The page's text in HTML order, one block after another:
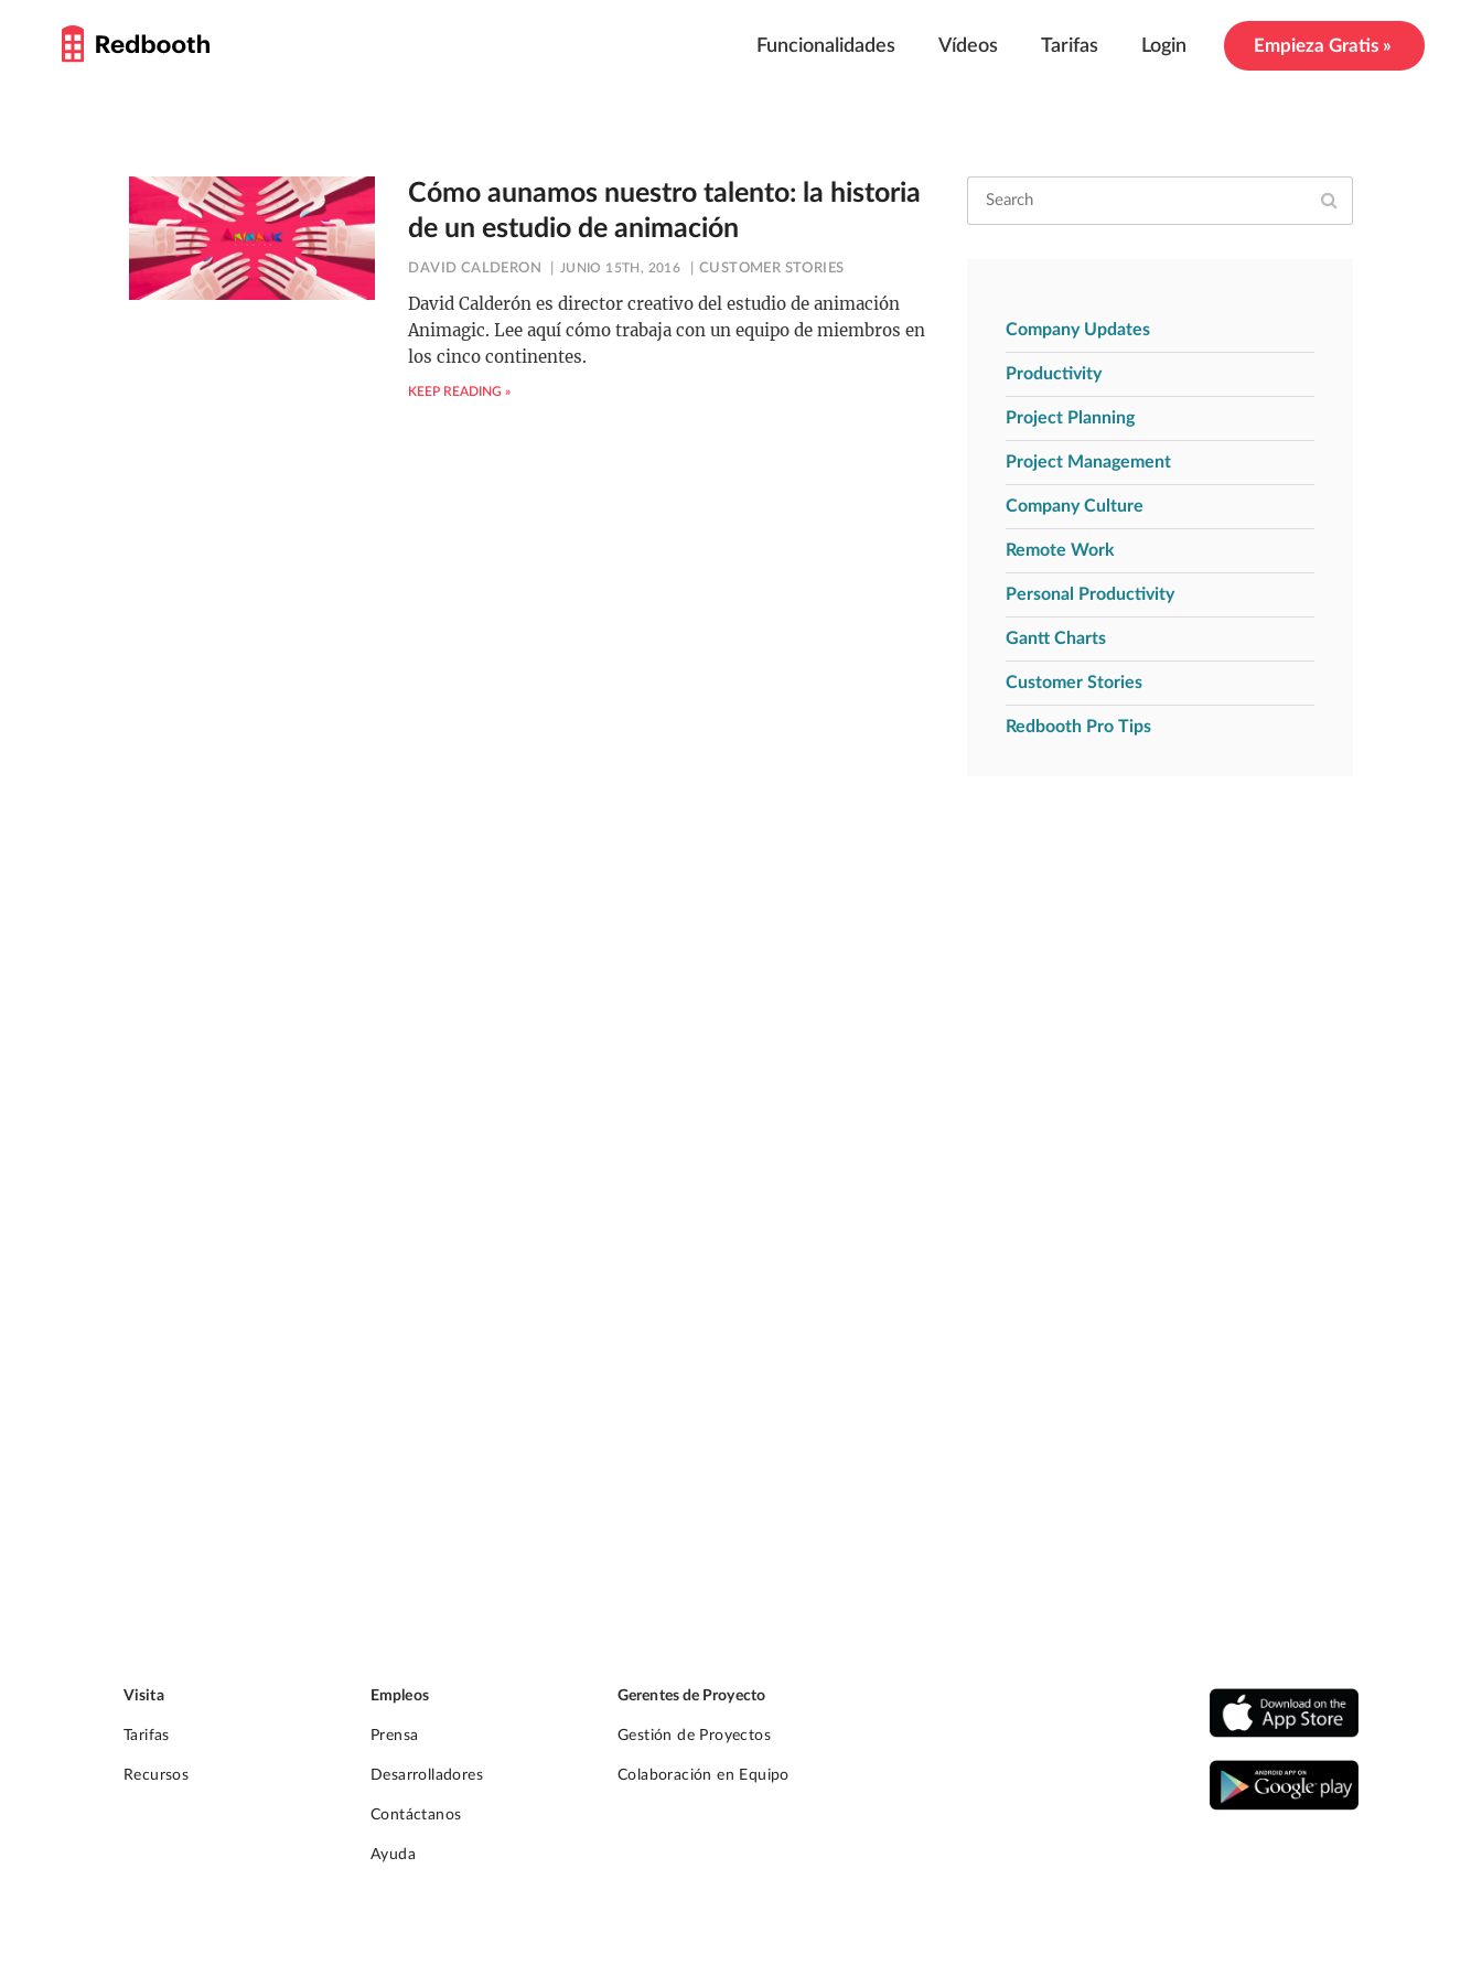
Funcionalidades Vídeos Tarifas Login Empieza Gratis »
Cómo aunamos nuestro talento: la historia
de un estudio de animación
DAVID CALDERON JUNIO 15TH, 2016 CUSTOMER STORIES
David Calderón es director creativo del estudio de animación
Animagic. Lee aquí cómo trabaja con un equipo de miembros en
los cinco continentes.
KEEP READING »
Company Updates
Productivity
Project Planning
Project Management
Company Culture
Remote Work
Personal Productivity
Gantt Charts
Customer Stories
Redbooth Pro Tips
Visita
Tarifas
Recursos
Empleos
Prensa
Desarrolladores
Contáctanos
Ayuda
Gerentes de Proyecto
Gestión de Proyectos
Colaboración en Equipo